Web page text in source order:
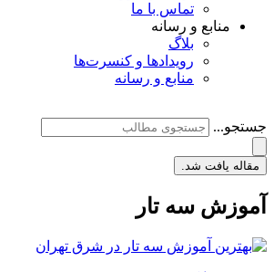
تماس با ما
منابع و رسانه
بلاگ
رویدادها و کنسرت‌ها
منابع و رسانه
جستجو...
مقاله یافت شد.
آموزش سه تار